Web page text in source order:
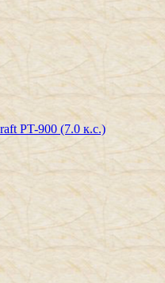
PT-900 (7.0 к.с.)